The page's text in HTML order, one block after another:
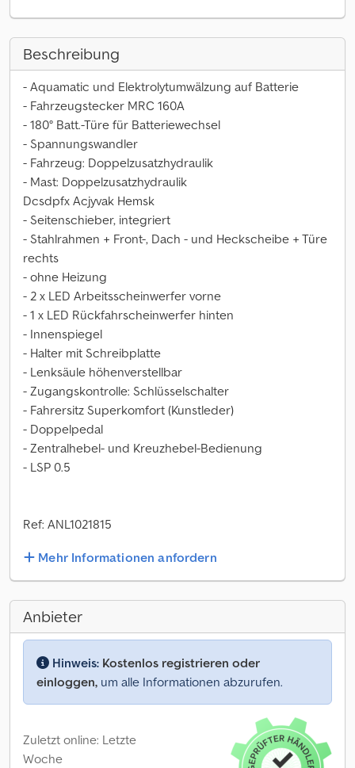
Beschreibung
- Aquamatic und Elektrolytumwälzung auf Batterie
- Fahrzeugstecker MRC 160A
- 180° Batt.-Türe für Batteriewechsel
- Spannungswandler
- Fahrzeug: Doppelzusatzhydraulik
- Mast: Doppelzusatzhydraulik
Dcsdpfx Acjyvak Hemsk
- Seitenschieber, integriert
- Stahlrahmen + Front-, Dach - und Heckscheibe + Türe
rechts
- ohne Heizung
- 2 x LED Arbeitsscheinwerfer vorne
- 1 x LED Rückfahrscheinwerfer hinten
- Innenspiegel
- Halter mit Schreibplatte
- Lenksäule höhenverstellbar
- Zugangskontrolle: Schlüsselschalter
- Fahrersitz Superkomfort (Kunstleder)
- Doppelpedal
- Zentralhebel- und Kreuzhebel-Bedienung
- LSP 0.5
Ref: ANL1021815
Mehr Informationen anfordern
Anbieter
Hinweis: Kostenlos registrieren oder
einloggen, um alle Informationen abzurufen.
Zuletzt online: Letzte
Woche